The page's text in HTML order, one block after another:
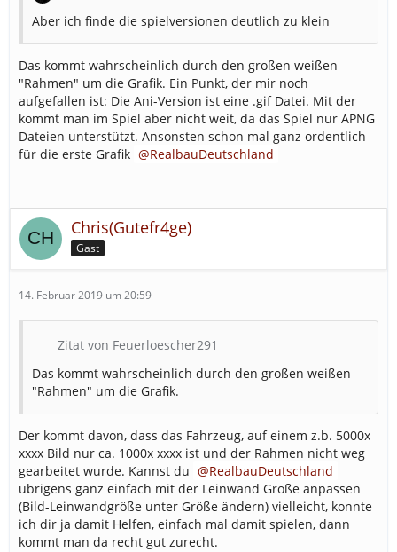
Aber ich finde die spielversionen deutlich zu klein
Das kommt wahrscheinlich durch den großen weißen
"Rahmen" um die Grafik. Ein Punkt, der mir noch
aufgefallen ist: Die Ani-Version ist eine .gif Datei. Mit der
kommt man im Spiel aber nicht weit, da das Spiel nur APNG
Dateien unterstützt. Ansonsten schon mal ganz ordentlich
für die erste Grafik
RealbauDeutschland
Chris(Gutefr4ge)
Gast
14. Februar 2019 um 20:59
Zitat von Feuerloescher291
Das kommt wahrscheinlich durch den großen weißen
"Rahmen" um die Grafik.
Der kommt davon, dass das Fahrzeug, auf einem z.b. 5000x
xxxx Bild nur ca. 1000x xxxx ist und der Rahmen nicht weg
gearbeitet wurde. Kannst du
RealbauDeutschland
übrigens ganz einfach mit der Leinwand Größe anpassen
(Bild-Leinwandgröße unter Größe ändern) vielleicht, konnte
ich dir ja damit Helfen, einfach mal damit spielen, dann
kommt man da recht gut zurecht.